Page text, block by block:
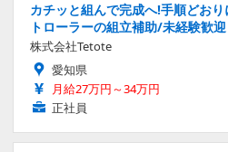
カチッと組んで完成へ!手順どお
トローラーの組立補助/未経験歓迎
株式会社Tetote
愛知県
月給27万円～34万円
正社員